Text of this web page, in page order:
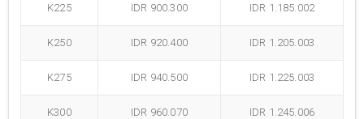
K225 IDR 900.300 IDR 1.185.002
K250 IDR 920.400 IDR 1.205.003
K275 IDR 940.500 IDR 1.225.003
K300 IDR 960.070 IDR 1.245.006